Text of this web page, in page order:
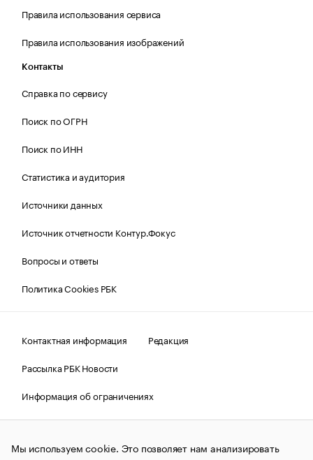
Правила использования сервиса
Правила использования изображений
Контакты
Справка по сервису
Поиск по ОГРН
Поиск по ИНН
Статистика и аудитория
Источники данных
Источник отчетности Контур.Фокус
Вопросы и ответы
Политика Cookies РБК
Контактная информация
Редакция
Рассылка РБК Новости
Информация об ограничениях
Правовая информация
О соблюдении авторских прав
© АО «РОСБИЗНЕСКОНСАЛТИНГ»,1995–2026.Сообщения
Мы используем cookie. Это позволяет нам анализировать